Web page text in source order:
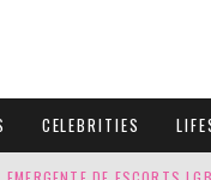
CELEBRITIES